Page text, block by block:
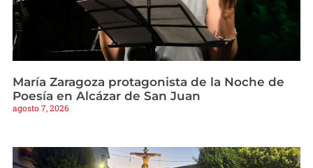
María Zaragoza protagonista de la Noche de
Poesía en Alcázar de San Juan
agosto 7, 2026